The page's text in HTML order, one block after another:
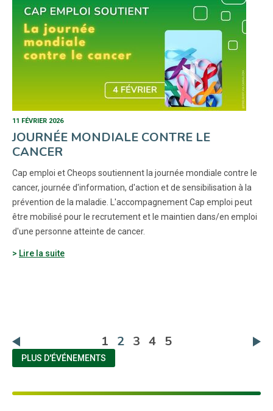
11 FÉVRIER 2026
JOURNÉE MONDIALE CONTRE LE
CANCER
Cap emploi et Cheops soutiennent la journée mondiale contre le
cancer, journée d'information, d'action et de sensibilisation à la
prévention de la maladie. L'accompagnement Cap emploi peut
être mobilisé pour le recrutement et le maintien dans/en emploi
d'une personne atteinte de cancer.
Lire la suite
1 2(actuelle)
3 4 5
PLUS D'ÉVÉNEMENTS